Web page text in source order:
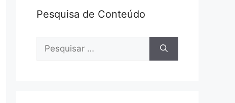
Pesquisa de Conteúdo